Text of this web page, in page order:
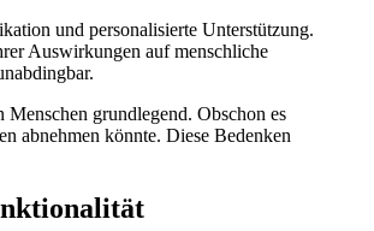
und personalisierte Unterstützung.
Auswirkungen auf menschliche
grundlegend. Obschon es
abnehmen könnte. Diese Bedenken